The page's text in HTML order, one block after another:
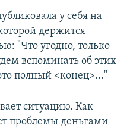
у себя на
держится
"Что угодно, только
вспоминать об этих
полный <конец>..."
ситуацию. Как
проблемы деньгами